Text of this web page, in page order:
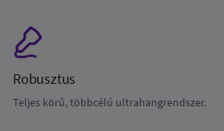
Robusztus
Teljes körű, többcélú ultrahangrendszer.